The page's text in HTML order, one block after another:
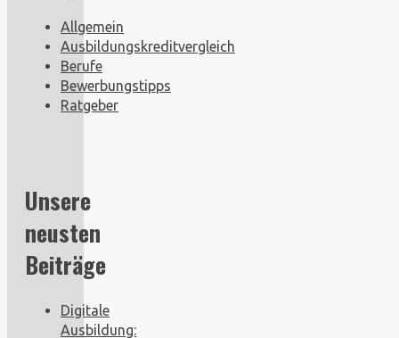
Allgemein
Ausbildungskreditvergleich
Berufe
Bewerbungstipps
Ratgeber
Unsere
neusten
Beiträge
Digitale
Ausbildung: